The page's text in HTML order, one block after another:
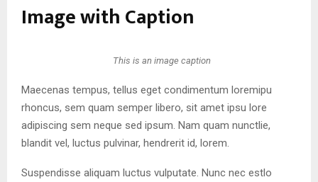
Image with Caption
This is an image caption
Maecenas tempus, tellus eget condimentum loremipu
rhoncus, sem quam semper libero, sit amet ipsu lore
adipiscing sem neque sed ipsum. Nam quam nunctlie,
blandit vel, luctus pulvinar, hendrerit id, lorem.
Suspendisse aliquam luctus vulputate. Nunc nec estlo